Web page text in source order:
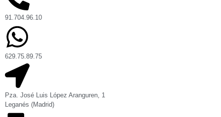
91.704.96.10
629.75.89.75
Pza. José Luis López Aranguren, 1
Leganés (Madrid)